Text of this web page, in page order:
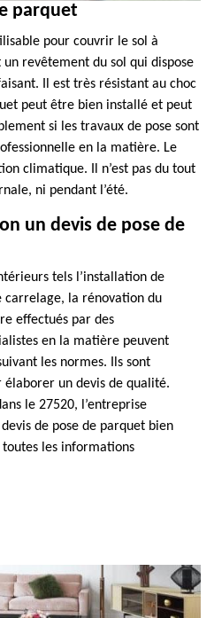
parquet
pour couvrir le sol à
un revêtement du sol qui dispose
Il est très résistant au choc
peut être bien installé et peut
si les travaux de pose sont
en la matière. Le
climatique. Il n’est pas du tout
ni pendant l’été.
un devis de pose de
tels l’installation de
carrelage, la rénovation du
effectués par des
en la matière peuvent
les normes. Ils sont
élaborer un devis de qualité.
le 27520, l’entreprise
de pose de parquet bien
les informations